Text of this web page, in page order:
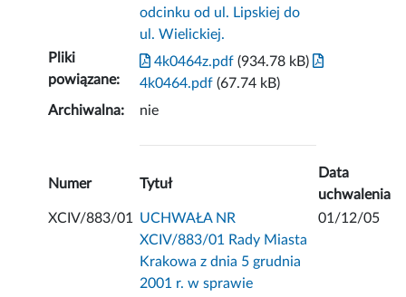
odcinku od ul. Lipskiej do
ul. Wielickiej.
Pliki
powiązane:
4k0464z.pdf (934.78 kB)
4k0464.pdf (67.74 kB)
Archiwalna:
nie
Numer Tytuł
Data
uchwalenia
XCIV/883/01
UCHWAŁA NR
XCIV/883/01 Rady Miasta
Krakowa z dnia 5 grudnia
2001 r. w sprawie
01/12/05